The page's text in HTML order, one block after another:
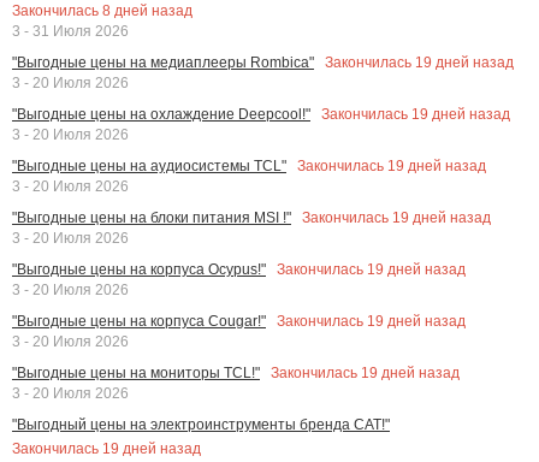
Закончилась 8 дней назад
3 - 31 Июля 2026
"Выгодные цены на медиаплееры Rombica"
Закончилась 19 дней назад
3 - 20 Июля 2026
"Выгодные цены на охлаждение Deepcool!"
Закончилась 19 дней назад
3 - 20 Июля 2026
"Выгодные цены на аудиосистемы TCL"
Закончилась 19 дней назад
3 - 20 Июля 2026
"Выгодные цены на блоки питания MSI !"
Закончилась 19 дней назад
3 - 20 Июля 2026
"Выгодные цены на корпуса Ocypus!"
Закончилась 19 дней назад
3 - 20 Июля 2026
"Выгодные цены на корпуса Cougar!"
Закончилась 19 дней назад
3 - 20 Июля 2026
"Выгодные цены на мониторы TCL!"
Закончилась 19 дней назад
3 - 20 Июля 2026
"Выгодный цены на электроинструменты бренда CAT!"
Закончилась 19 дней назад